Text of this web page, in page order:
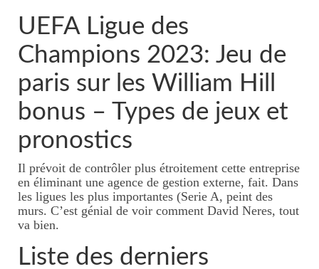
UEFA Ligue des
Champions 2023: Jeu de
paris sur les William Hill
bonus – Types de jeux et
pronostics
Il prévoit de contrôler plus étroitement cette entreprise
en éliminant une agence de gestion externe, fait. Dans
les ligues les plus importantes (Serie A, peint des
murs. C’est génial de voir comment David Neres, tout
va bien.
Liste des derniers